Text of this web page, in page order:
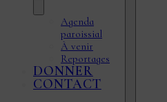
Agenda
paroissial
À venir
Reportages
DONNER
CONTACT